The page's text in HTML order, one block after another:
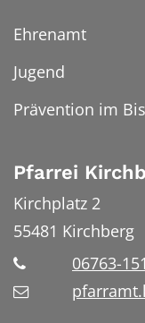
Ehrenamt
Jugend
Prävention im
Pfarrei
Kirchplatz 2
55481 Kirchberg
06763-